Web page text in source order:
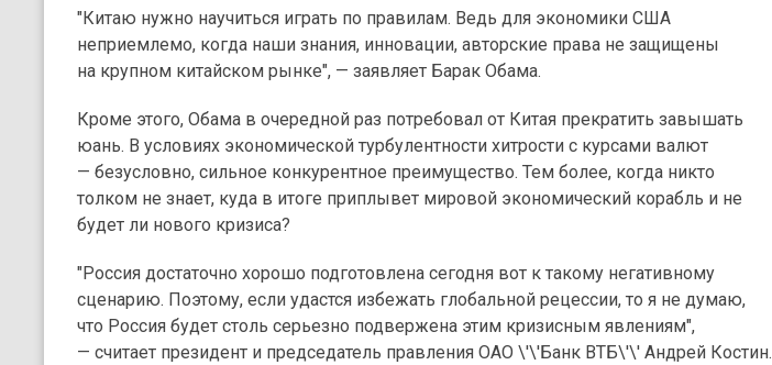
"Китаю нужно научиться играть по правилам. Ведь для экономики США
неприемлемо, когда наши знания, инновации, авторские права не защищены
на крупном китайском рынке", — заявляет Барак Обама.
Кроме этого, Обама в очередной раз потребовал от Китая прекратить завышать
юань. В условиях экономической турбулентности хитрости с курсами валют
— безусловно, сильное конкурентное преимущество. Тем более, когда никто
толком не знает, куда в итоге приплывет мировой экономический корабль и не
будет ли нового кризиса?
"Россия достаточно хорошо подготовлена сегодня вот к такому негативному
сценарию. Поэтому, если удастся избежать глобальной рецессии, то я не думаю,
что Россия будет столь серьезно подвержена этим кризисным явлениям",
— считает президент и председатель правления ОАО \'\'Банк ВТБ\'\' Андрей Костин.